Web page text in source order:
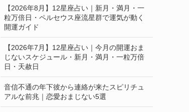
【2026年8月】12星座占い｜新月・満月・一
粒万倍日・ペルセウス座流星群で運気が動く
開運ガイド
【2026年7月】12星座占い｜今月の開運おま
じないスケジュール・新月・満月・一粒万倍
日・天赦日
音信不通の年下彼から連絡が来たスピリチュ
アルな前兆｜恋愛おまじない5選